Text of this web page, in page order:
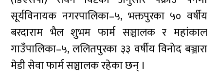
सूर्यविनायक नगरपालिका–५, भक्तपुरका ५० वर्षीय
बरदाराम भैल शुभम फार्म सञ्चालक र महांकाल
गाउँपालिका–५, ललितपुरका ३३ वर्षीय विनोद बञ्जारा
मेडी सेवा फार्म सञ्चालक रहेका छन् ।